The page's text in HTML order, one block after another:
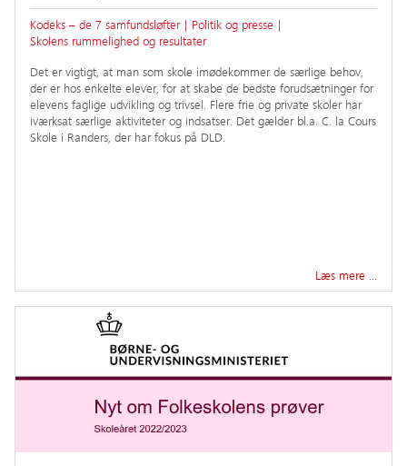
Kodeks – de 7 samfundsløfter | Politik og presse |
Skolens rummelighed og resultater
Det er vigtigt, at man som skole imødekommer de særlige behov,
der er hos enkelte elever, for at skabe de bedste forudsætninger for
elevens faglige udvikling og trivsel. Flere frie og private skoler har
iværksat særlige aktiviteter og indsatser. Det gælder bl.a. C. la Cours
Skole i Randers, der har fokus på DLD.
Læs mere …